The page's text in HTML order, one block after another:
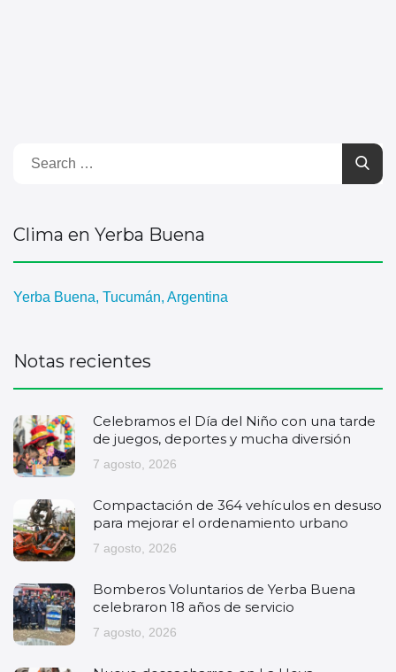
Clima en Yerba Buena
Yerba Buena, Tucumán, Argentina
Notas recientes
Celebramos el Día del Niño con una tarde
de juegos, deportes y mucha diversión
7 agosto, 2026
Compactación de 364 vehículos en desuso
para mejorar el ordenamiento urbano
7 agosto, 2026
Bomberos Voluntarios de Yerba Buena
celebraron 18 años de servicio
7 agosto, 2026